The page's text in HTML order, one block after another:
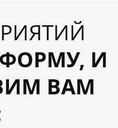
И
ВАМ